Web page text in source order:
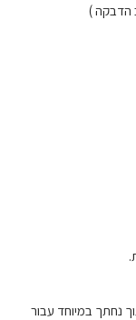
הדבקה )
נחתך במיוחד עבור